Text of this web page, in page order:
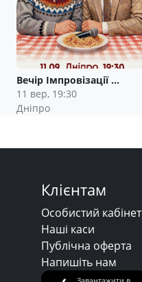
Вечір Імпровізації …
11 вер, 19:30
Дніпро
Клієнтам
Особистий кабінет
Наші каси
Публічна оферта
Напишіть нам